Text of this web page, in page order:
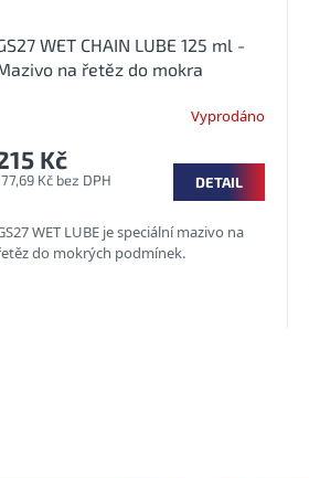
WET CHAIN LUBE 125 ml -
na řetěz do mokra
Vyprodáno
Kč bez DPH
Kč
DETAIL
WET LUBE je speciální mazivo na
do mokrých podmínek.